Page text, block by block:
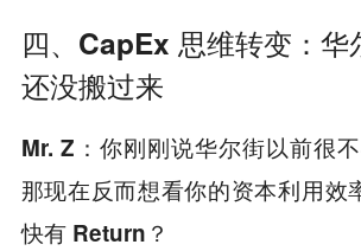
四、CapEx 思维转变：华
还没搬过来
Mr. Z：你刚刚说华尔街以前很
那现在反而想看你的资本利用效
快有 Return？